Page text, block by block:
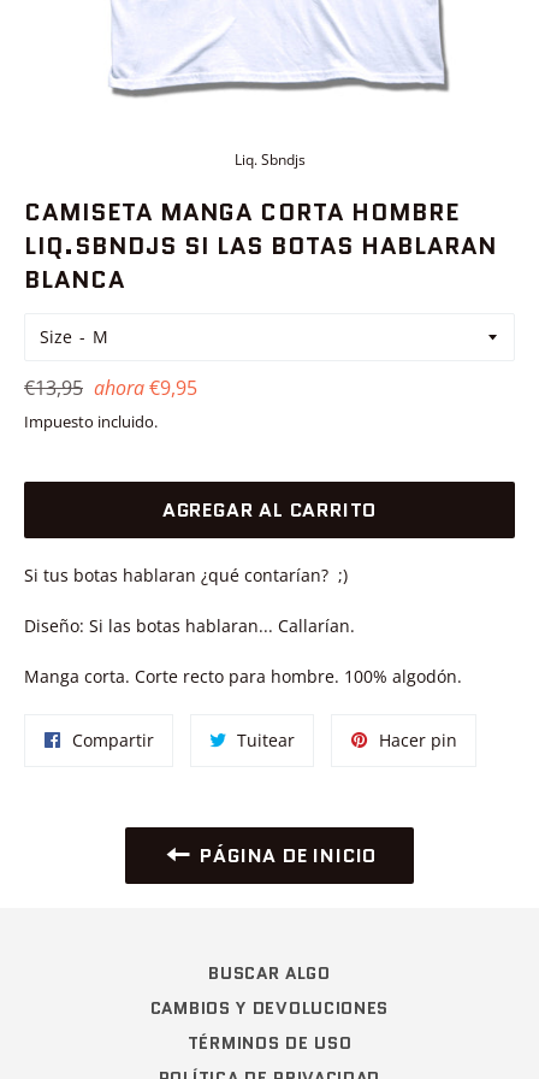
Liq. Sbndjs
CAMISETA MANGA CORTA HOMBRE
LIQ.SBNDJS SI LAS BOTAS HABLARAN
BLANCA
Size
Precio
habitual
€13,95 ahora€9,95
Impuesto incluido.
AGREGAR AL CARRITO
Si tus botas hablaran ¿qué contarían? ;)
Diseño: Si las botas hablaran... Callarían.
Manga corta. Corte recto para hombre. 100% algodón.
CompartirCompartir TuitearTuitear
Hacer pin
PÁGINA DE INICIO
BUSCAR ALGO
CAMBIOS Y DEVOLUCIONES
TÉRMINOS DE USO